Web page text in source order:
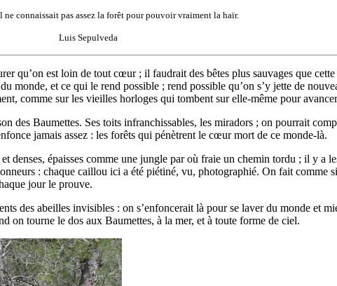
connaissait pas assez la forêt pour pouvoir vraiment la haïr.
Luis Sepulveda
qu’on est loin de tout cœur ; il faudrait des bêtes plus sauvages que
monde, et ce qui le rend possible ; rend possible qu’on s’y jette de
comme sur les vieilles horloges qui tombent sur elle-même pour
des Baumettes. Ses toits infranchissables, les miradors ; on pourrait
jamais assez : les forêts qui pénètrent le cœur mort de ce monde-là.
denses, épaisses comme une jungle par où fraie un chemin tordu ; il y a
: chaque caillou ici a été piétiné, vu, photographié. On fait comme
jour le prouve.
des abeilles invisibles : on s’enfoncerait là pour se laver du monde et
on tourne le dos aux Baumettes, à la mer, et à toute forme de ciel.